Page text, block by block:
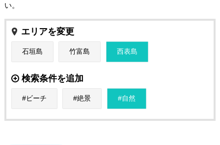
い。
エリアを変更
石垣島 竹富島 西表島
検索条件を追加
ビーチ 絶景 自然